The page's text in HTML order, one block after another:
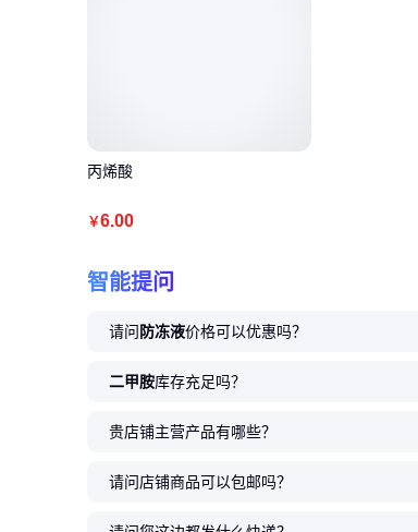
丙烯酸
￥6.00
智能提问
请问防冻液价格可以优惠吗？
二甲胺库存充足吗？
贵店铺主营产品有哪些？
请问店铺商品可以包邮吗？